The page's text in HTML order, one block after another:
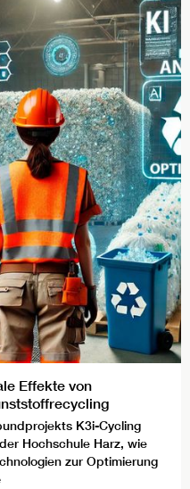
Effekte von
K3i-Cycling
Hochschule Harz, wie
zur Optimierung